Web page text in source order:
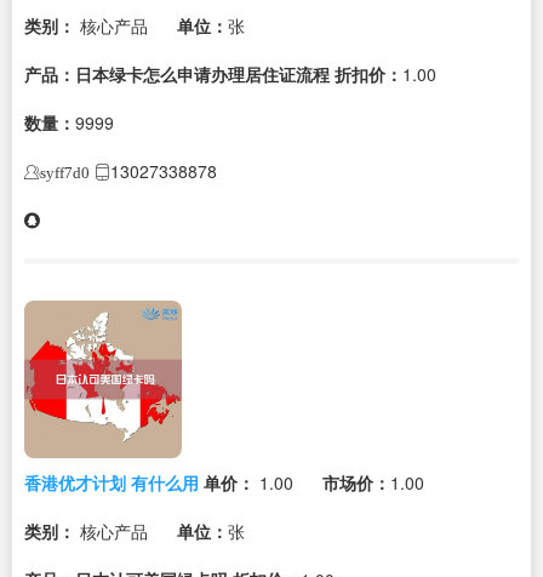
类别： 核心产品 单位： 张
产品：日本绿卡怎么申请办理居住证流程 折扣价： 1.00
数量： 9999
syff7d0 13027338878
香港优才计划 有什么用 单价： 1.00 市场价： 1.00
类别： 核心产品 单位： 张